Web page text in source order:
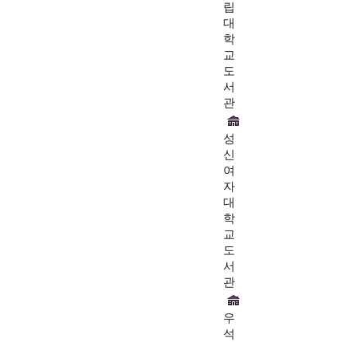
립
대
학
교
도
서
관
성
신
여
자
대
학
교
도
서
관
우
석